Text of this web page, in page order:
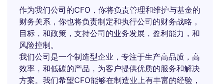
作为我们公司的CFO，你将负责管理和维护与基金的
财务关系，你也将负责制定和执行公司的财务战略，
目标，和政策，支持公司的业务发展，盈利能力，和
风险控制。
我们公司是一个制造型企业，专注于生产高品质，高
效率，和低碳的产品，为客户提供优质的服务和解决
方案。我们希望CFO能够在制造业上有丰富的经验，